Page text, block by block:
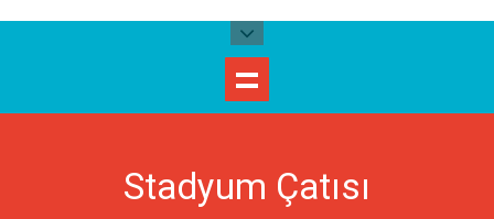
Stadyum Çatısı